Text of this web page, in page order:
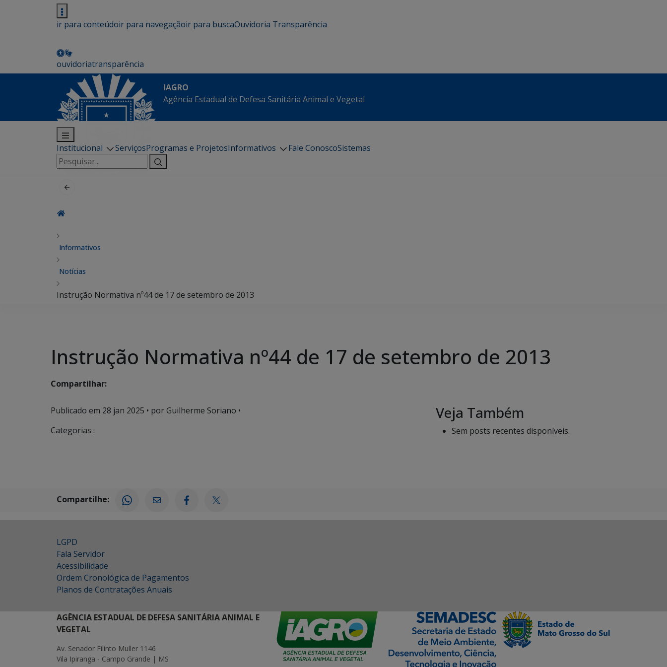
ir para conteúdoir para navegaçãoir para buscaOuvidoria Transparência
ouvidoriatransparência
IAGRO
Agência Estadual de Defesa Sanitária Animal e Vegetal
Institucional ServiçosProgramas e ProjetosInformativos Fale ConoscoSistemas
Pesquisar
por:
Informativos
Notícias
Instrução Normativa nº44 de 17 de setembro de 2013
Instrução Normativa nº44 de 17 de setembro de 2013
Compartilhar:
Publicado em 28 jan 2025 • por Guilherme Soriano •
Categorias :
Veja Também
Sem posts recentes disponíveis.
Compartilhe:
LGPD
Fala Servidor
Acessibilidade
Ordem Cronológica de Pagamentos
Planos de Contratações Anuais
AGÊNCIA ESTADUAL DE DEFESA SANITÁRIA ANIMAL E
VEGETAL
Av. Senador Filinto Muller 1146
Vila Ipiranga - Campo Grande | MS